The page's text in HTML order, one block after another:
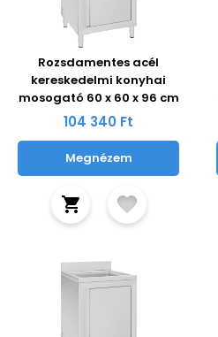
Rozsdamentes acél
kereskedelmi konyhai
mosogató 60 x 60 x 96 cm
104 340 Ft
Megnézem